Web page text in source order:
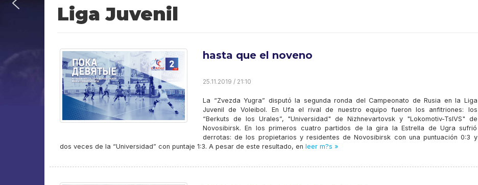
Liga Juvenil
hasta que el noveno
25.11.2019 / 21:10
La “Zvezda Yugra” disputó la segunda ronda del Campeonato de Rusia en la Liga
Juvenil de Voleibol. En Ufa el rival de nuestro equipo fueron los anfitriones: los
“Berkuts de los Urales”, "Universidad" de Nizhnevartovsk y "Lokomotiv-TsIVS" de
Novosibirsk. En los primeros cuatro partidos de la gira la Estrella de Ugra sufrió
derrotas: de los propietarios y residentes de Novosibirsk con una puntuación 0:3 y
dos veces de la “Universidad” con puntaje 1:3. A pesar de este resultado, en leer m?s »